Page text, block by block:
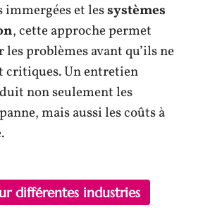
immergées et lessystèmes
, cette approche permet
problèmes avant qu’ils ne
critiques. Un entretien
non seulement les
mais aussi les coûts à
différentes industries